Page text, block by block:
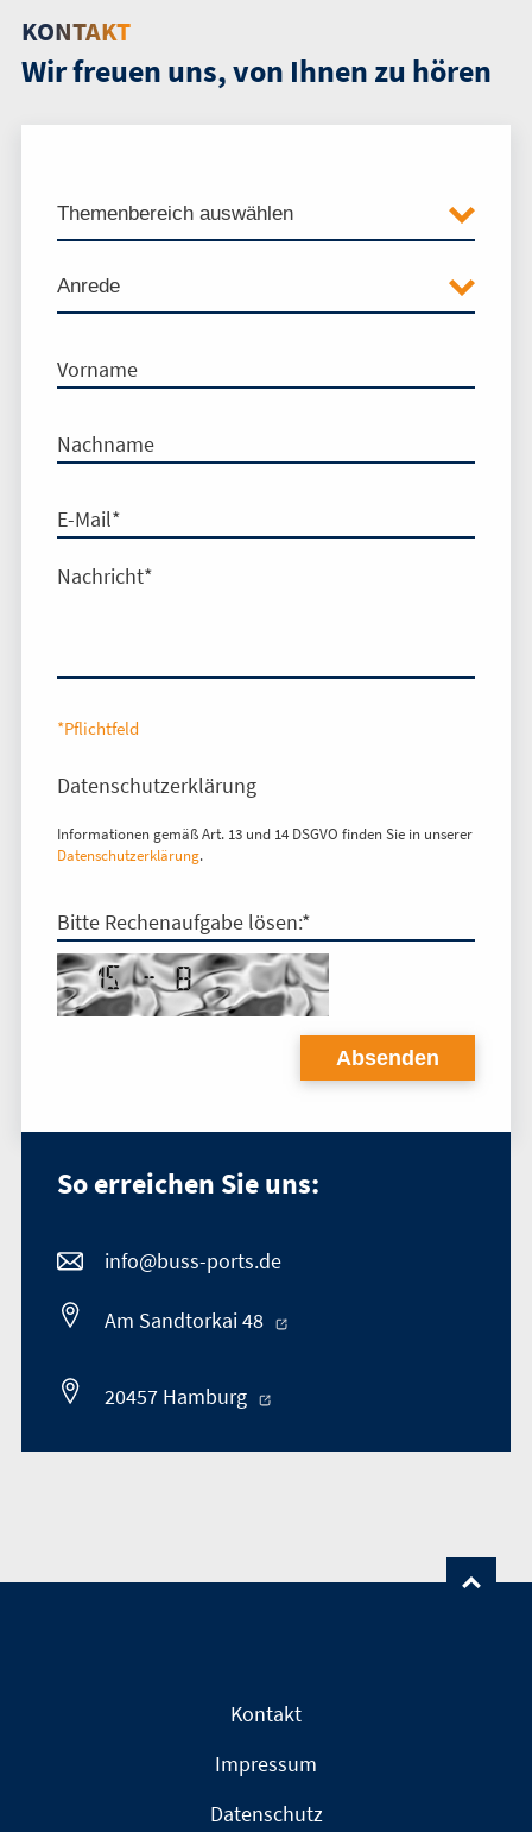
KONTAKT
Wir freuen uns, von Ihnen zu hören
Vorname
Nachname
E-Mail*
Nachricht*
*Pflichtfeld
Datenschutzerklärung
Informationen gemäß Art. 13 und 14 DSGVO finden Sie in unserer
Datenschutzerklärung.
Bitte Rechenaufgabe lösen:*
So erreichen Sie uns:
info@buss-ports.de
Am Sandtorkai 48
20457 Hamburg
Kontakt
Impressum
Datenschutz